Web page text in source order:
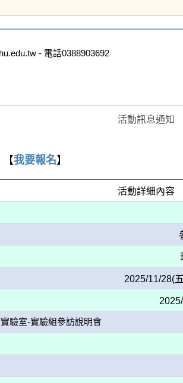
- 電話0388903692
活動訊息通知
我要報名】
活動詳細內容
2025/11/28(
驗室-實驗組參訪說明會